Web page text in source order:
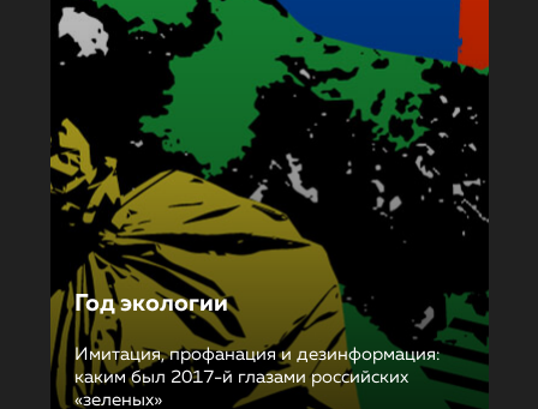
Год экологии
Имитация, профанация и дезинформация:
каким был 2017-й глазами российских
«зеленых»